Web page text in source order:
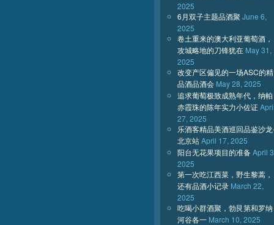
2025
6月双子主题品酒聚 June 6,
2025
卷土重来的澳大利亚葡萄酒，
攻城略地的刀锋犹在 May 31,
2025
改变产区偏见的一场ASC的精
品酒品酒会 May 28, 2025
追求葡萄极致成熟年代，纳帕
赤霞珠的陈年实力小佐证
27, 2025
乐酒客精品美酒巡回品鉴沙
北京站April 17, 2025
阳台无花果项目的准备April
2025
第一次吃江西菜，野生黎蒿，
还有品酒小记录 March 22,
2025
吃喝小群酒聚，勃艮第和罗纳
河谷各一 March 10, 2025